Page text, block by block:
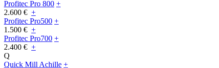
Profitec Pro 800 +
2.600 € +
Profitec Pro500 +
1.500 € +
Profitec Pro700 +
2.400 € +
Q
Quick Mill Achille +